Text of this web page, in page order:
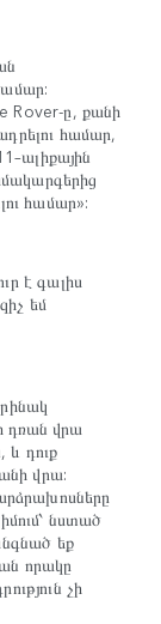
Rover-ը, քանի
համար,
համար»:
է գալիս
եմ
դռան վրա
և դուք
վրա:
նստած
եք
որակը
չի